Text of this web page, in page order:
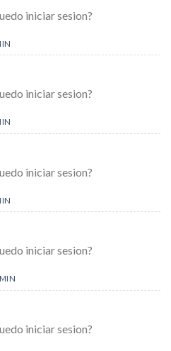
iniciar sesion?
iniciar sesion?
iniciar sesion?
iniciar sesion?
iniciar sesion?